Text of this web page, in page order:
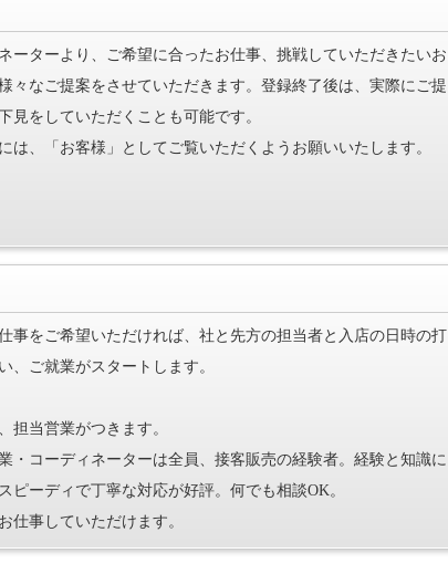
ーターより、ご希望に合ったお仕事、挑戦していただきたいお
々なご提案をさせていただきます。登録終了後は、実際にご提
見をしていただくことも可能です。
は、「お客様」としてご覧いただくようお願いいたします。
事をご希望いただければ、社と先方の担当者と入店の日時の打
、ご就業がスタートします。
担当営業がつきます。
・コーディネーターは全員、接客販売の経験者。経験と知識に
ピーディで丁寧な対応が好評。何でも相談OK。
仕事していただけます。